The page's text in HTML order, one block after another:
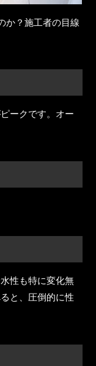
か？施工者の目線
ークです。オー
性も特に変化無
と、圧倒的に性